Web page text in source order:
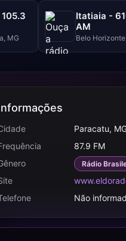
MG
Itatiaia -
AM
Belo
Paracatu,
87.9 FM
Rádio
Não